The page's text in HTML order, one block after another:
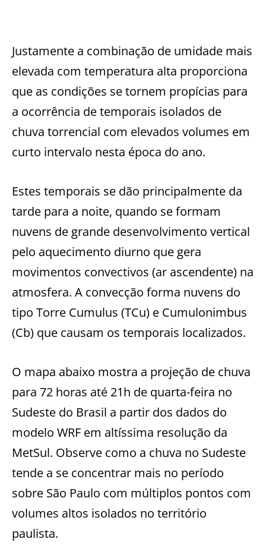
Justamente a combinação de umidade mais
elevada com temperatura alta proporciona
que as condições se tornem propícias para
a ocorrência de temporais isolados de
chuva torrencial com elevados volumes em
curto intervalo nesta época do ano.
Estes temporais se dão principalmente da
tarde para a noite, quando se formam
nuvens de grande desenvolvimento vertical
pelo aquecimento diurno que gera
movimentos convectivos (ar ascendente) na
atmosfera. A convecção forma nuvens do
tipo Torre Cumulus (TCu) e Cumulonimbus
(Cb) que causam os temporais localizados.
O mapa abaixo mostra a projeção de chuva
para 72 horas até 21h de quarta-feira no
Sudeste do Brasil a partir dos dados do
modelo WRF em altíssima resolução da
MetSul. Observe como a chuva no Sudeste
tende a se concentrar mais no período
sobre São Paulo com múltiplos pontos com
volumes altos isolados no território
paulista.